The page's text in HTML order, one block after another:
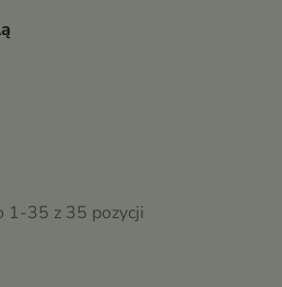
1-35 z 35 pozycji